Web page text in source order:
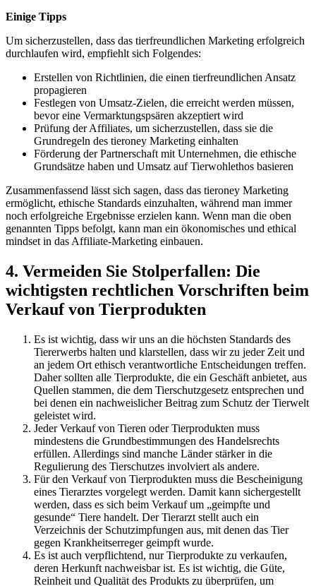
Einige Tipps
Um sicherzustellen,‌ dass⁣ das tierfreundlichen Marketing ⁢erfolgreich
durchlaufen wird, empfiehlt sich Folgendes:
Erstellen ⁤von ⁣Richtlinien, ‌die einen tierfreundlichen ⁢Ansatz
propagieren
Festlegen⁣ von Umsatz-Zielen, ‍die erreicht werden müssen,
bevor eine Vermarktungspsären akzeptiert‌ wird
Prüfung der Affiliates, um sicherzustellen, dass sie die
Grundregeln des tieroney Marketing einhalten
Förderung der Partnerschaft mit Unternehmen, die⁤ ethische
Grundsätze haben und Umsatz⁣ auf ‍Tierwohlethos basieren
Zusammenfassend lässt sich sagen, dass das ‌tieroney⁢ Marketing
ermöglicht, ethische‌ Standards einzuhalten, während man immer
‍noch erfolgreiche Ergebnisse erzielen kann. Wenn man die oben
genannten Tipps ‍befolgt, kann man ⁣ein ‌ökonomisches und ethical
⁢mindset⁢ in das Affiliate-Marketing einbauen.
4. Vermeiden Sie Stolperfallen: Die
wichtigsten rechtlichen⁢ Vorschriften beim
Verkauf von Tierprodukten
Es ist wichtig,⁣ dass wir‍ uns an ‍die höchsten Standards des
Tiererwerbs halten​ und⁢ klarstellen, dass wir zu⁣ jeder Zeit ⁣und
an jedem ⁣Ort ethisch verantwortliche Entscheidungen treffen.
Daher sollten alle Tierprodukte, die ein⁤ Geschäft anbietet, aus​
Quellen stammen, die dem Tierschutzgesetz​ entsprechen und
bei denen ​ein ‌nachweislicher Beitrag zum Schutz der​ Tierwelt
geleistet wird.
Jeder Verkauf von Tieren oder ‍Tierprodukten muss
mindestens die Grundbestimmungen des Handelsrechts
erfüllen. ‍Allerdings sind manche Länder ‌stärker in ⁢die
Regulierung des Tierschutzes involviert als andere.
Für den Verkauf von Tierprodukten muss⁣ die Bescheinigung
eines Tierarztes vorgelegt werden. Damit kann sichergestellt⁤
werden, dass es sich​ beim ​Verkauf um „geimpfte und
gesunde“ Tiere handelt. Der⁢ Tierarzt stellt auch ein
Verzeichnis‌ der Schutzimpfungen aus, mit denen das Tier
gegen Krankheitserreger geimpft wurde.
Es ist auch verpflichtend, nur Tierprodukte zu ⁤verkaufen,
‍deren Herkunft ⁢nachweisbar ist. Es ist wichtig, die Güte,⁤
Reinheit und Qualität⁣ des Produkts zu überprüfen, um